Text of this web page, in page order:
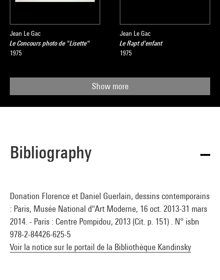
Jean Le Gac
Le Concours photo de "Lisette"
1975
Jean Le Gac
Le Rapt d'enfant
1975
Show more
Bibliography
Donation Florence et Daniel Guerlain, dessins contemporains
: Paris, Musée National d''Art Moderne, 16 oct. 2013-31 mars
2014. - Paris : Centre Pompidou, 2013 (Cit. p. 151) . N° isbn
978-2-84426-625-5
Voir la notice sur le portail de la Bibliothèque Kandinsky